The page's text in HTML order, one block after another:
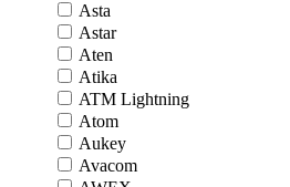
Asta
Astar
Aten
Atika
ATM Lightning
Atom
Aukey
Avacom